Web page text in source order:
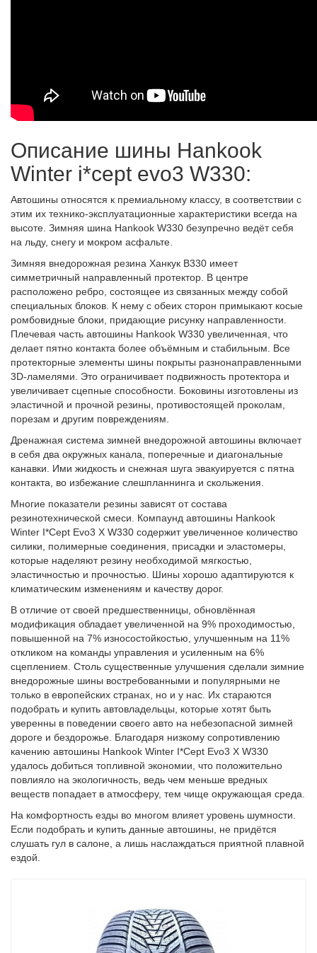
Описание шины Hankook
Winter i*cept evo3 W330:
Автошины относятся к премиальному классу, в соответствии с
этим их технико-эксплуатационные характеристики всегда на
высоте. Зимняя шина Hankook W330 безупречно ведёт себя
на льду, снегу и мокром асфальте.
Зимняя внедорожная резина Ханкук В330 имеет
симметричный направленный протектор. В центре
расположено ребро, состоящее из связанных между собой
специальных блоков. К нему с обеих сторон примыкают косые
ромбовидные блоки, придающие рисунку направленности.
Плечевая часть автошины Hankook W330 увеличенная, что
делает пятно контакта более объёмным и стабильным. Все
протекторные элементы шины покрыты разнонаправленными
3D-ламелями. Это ограничивает подвижность протектора и
увеличивает сцепные способности. Боковины изготовлены из
эластичной и прочной резины, противостоящей проколам,
порезам и другим повреждениям.
Дренажная система зимней внедорожной автошины включает
в себя два окружных канала, поперечные и диагональные
канавки. Ими жидкость и снежная шуга эвакуируется с пятна
контакта, во избежание слешпланнинга и скольжения.
Многие показатели резины зависят от состава
резинотехнической смеси. Компаунд автошины Hankook
Winter I*Cept Evo3 X W330 содержит увеличенное количество
силики, полимерные соединения, присадки и эластомеры,
которые наделяют резину необходимой мягкостью,
эластичностью и прочностью. Шины хорошо адаптируются к
климатическим изменениям и качеству дорог.
В отличие от своей предшественницы, обновлённая
модификация обладает увеличенной на 9% проходимостью,
повышенной на 7% износостойкостью, улучшенным на 11%
откликом на команды управления и усиленным на 6%
сцеплением. Столь существенные улучшения сделали зимние
внедорожные шины востребованными и популярными не
только в европейских странах, но и у нас. Их стараются
подобрать и купить автовладельцы, которые хотят быть
уверенны в поведении своего авто на небезопасной зимней
дороге и бездорожье. Благодаря низкому сопротивлению
качению автошины Hankook Winter I*Cept Evo3 X W330
удалось добиться топливной экономии, что положительно
повлияло на экологичность, ведь чем меньше вредных
веществ попадает в атмосферу, тем чище окружающая среда.
На комфортность езды во многом влияет уровень шумности.
Если подобрать и купить данные автошины, не придётся
слушать гул в салоне, а лишь наслаждаться приятной плавной
ездой.